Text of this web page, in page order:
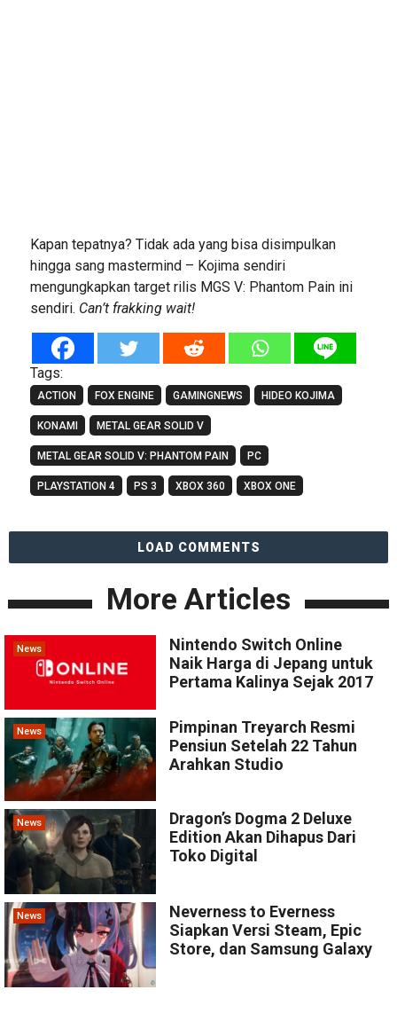
Kapan tepatnya? Tidak ada yang bisa disimpulkan
hingga sang mastermind – Kojima sendiri
mengungkapkan target rilis MGS V: Phantom Pain ini
sendiri. Can’t frakking wait!
Tags:
ACTION FOX ENGINE GAMINGNEWS HIDEO KOJIMA
KONAMI METAL GEAR SOLID V
METAL GEAR SOLID V: PHANTOM PAIN PC
PLAYSTATION 4 PS 3 XBOX 360 XBOX ONE
LOAD COMMENTS
More Articles
News
Nintendo Switch Online
Naik Harga di Jepang untuk
Pertama Kalinya Sejak 2017
News
Pimpinan Treyarch Resmi
Pensiun Setelah 22 Tahun
Arahkan Studio
News
Dragon’s Dogma 2 Deluxe
Edition Akan Dihapus Dari
Toko Digital
News
Neverness to Everness
Siapkan Versi Steam, Epic
Store, dan Samsung Galaxy